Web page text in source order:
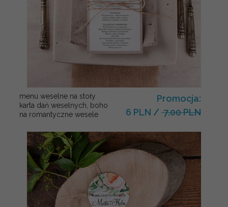
menu weselne na stoły
karta dań weselnych, boho
na romantyczne wesele
Promocja:
6 PLN / 7.00 PLN